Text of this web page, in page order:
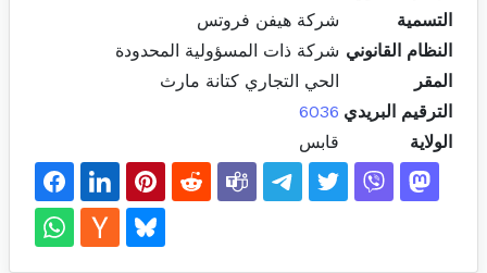
التسمية
شركة هيفن فروتس
النظام القانوني شركة ذات المسؤولية المحدودة
المقر
الحي التجاري كتانة مارث
الترقيم البريدي 6036
الولاية
قابس